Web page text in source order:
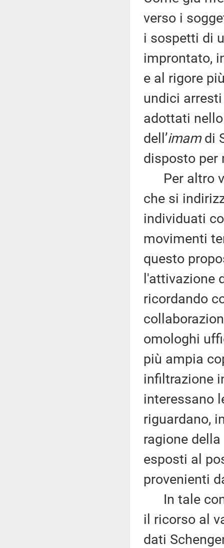
verso i
i sospetti di
improntato,
e al rigore
undici
adottati
dell’imamdi
disposto per
Per altro
che si
individuati
movimenti
questo
l'attivazione
ricordando
omologhi
più ampia
infiltrazione
interessano
riguardano,
ragione
esposti al
provenienti
In tale
il ricorso al
dati